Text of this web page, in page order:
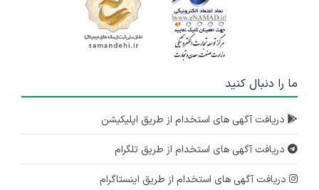
ما را دنبال کنید
دریافت آگهی های استخدام از طریق اپلیکیشن
دریافت آگهی های استخدام از طریق تلگرام
دریافت آگهی های استخدام از طریق اینستاگرام